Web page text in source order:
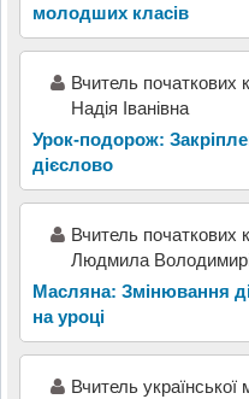
молодших класів
Вчитель початкових
Надія Іванівна
Урок-подорож:
дієслово
Вчитель початкових
Людмила
Масляна: Змінювання
на уроці
Вчитель української